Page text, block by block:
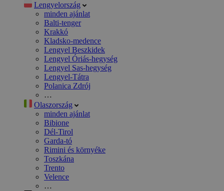
Lengyelország
minden ajánlat
Balti-tenger
Krakkó
Kladsko-medence
Lengyel Beszkidek
Lengyel Óriás-hegység
Lengyel Sas-hegység
Lengyel-Tátra
Polanica Zdrój
…
Olaszország
minden ajánlat
Bibione
Dél-Tirol
Garda-tó
Rimini és környéke
Toszkána
Trento
Velence
…